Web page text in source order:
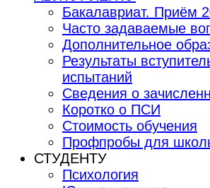
Бакалавриат. Приём
Часто задаваемые
Дополнительное
Результаты
испытаний
Сведения о
Коротко о ПСИ
Стоимость обучения
Профпробы для
СТУДЕНТУ
Психология